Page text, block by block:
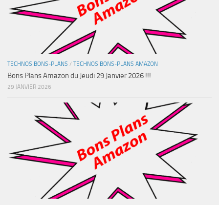
TECHNOS BONS-PLANS / TECHNOS BONS-PLANS AMAZON
Bons Plans Amazon du Jeudi 29 Janvier 2026 !!!
29 JANVIER 2026